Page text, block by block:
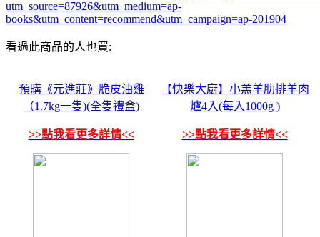
utm_source=87926&utm_medium=ap-
books&utm_content=recommend&utm_campaign=ap-201904
看過此商品的人也買:
預購《元進莊》脆皮油雞
（1.7kg一隻)(全隻禮盒)
>>點我看更多詳情<<
【快樂大廚】小羔羊肋排羊肉
爐4入(每入1000g )
>>點我看更多詳情<<